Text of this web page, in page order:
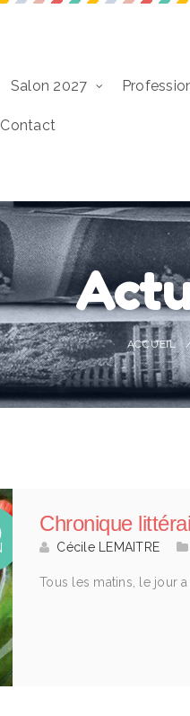
Salon 2027
Contact
ACCUEIL
Chronique
Cécile LEMAITRE
Tous les matins, le jour